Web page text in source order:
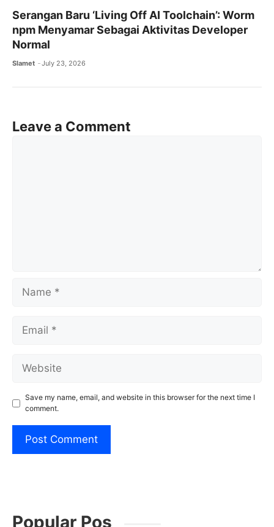
Serangan Baru ‘Living Off AI Toolchain’: Worm
npm Menyamar Sebagai Aktivitas Developer
Normal
Slamet July 23, 2026
Leave a Comment
Name
Email
Website
Save my name, email, and website in this browser for the next time I
comment.
Popular Pos